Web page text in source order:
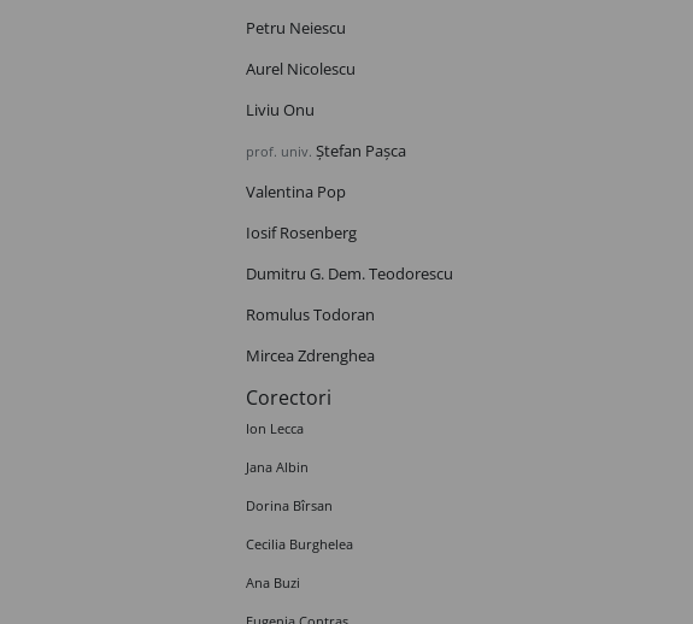
Petru Neiescu
Aurel Nicolescu
Liviu Onu
prof. univ. Ștefan Pașca
Valentina Pop
Iosif Rosenberg
Dumitru G. Dem. Teodorescu
Romulus Todoran
Mircea Zdrenghea
Corectori
Ion Lecca
Jana Albin
Dorina Bîrsan
Cecilia Burghelea
Ana Buzi